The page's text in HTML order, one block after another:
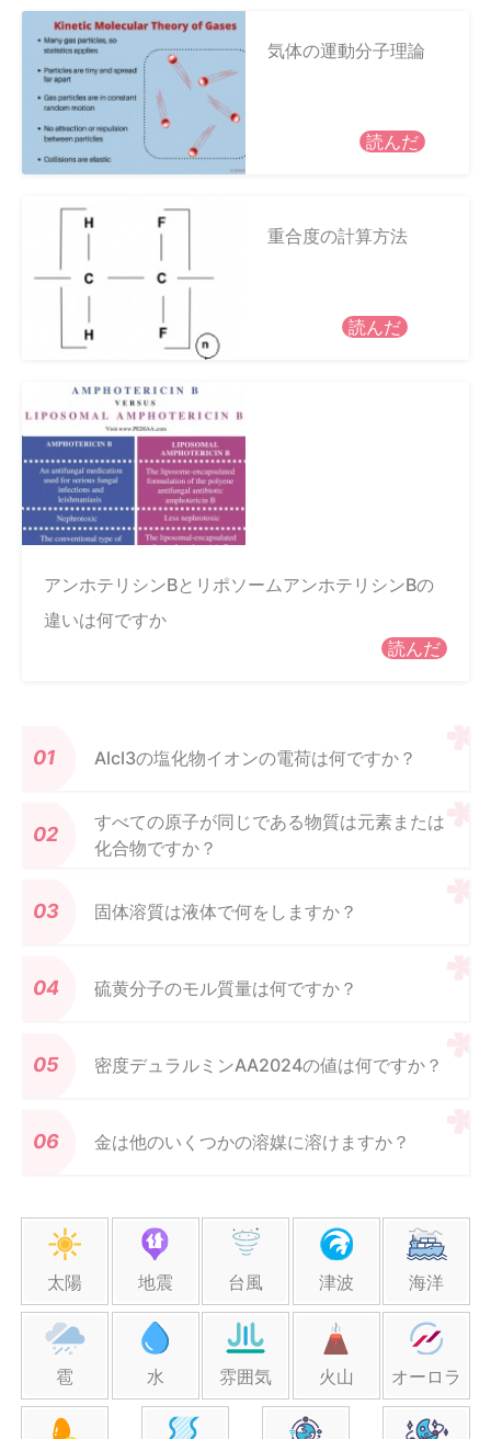
気体の運動分子理論
読んだ
重合度の計算方法
読んだ
アンホテリシンBとリポソームアンホテリシンBの
違いは何ですか
読んだ
Alcl3の塩化物イオンの電荷は何ですか？
すべての原子が同じである物質は元素または
化合物ですか？
固体溶質は液体で何をしますか？
硫黄分子のモル質量は何ですか？
密度デュラルミンAA2024の値は何ですか？
金は他のいくつかの溶媒に溶けますか？
太陽 地震 台風 津波 海洋
雹 水 雰囲気 火山 オーロラ